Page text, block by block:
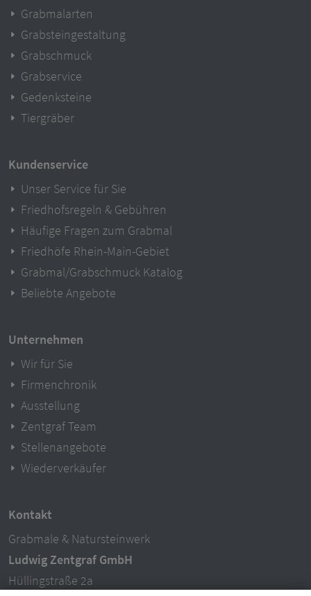
Grabmalarten
Grabsteingestaltung
Grabschmuck
Grabservice
Gedenksteine
Tiergräber
Kundenservice
Unser Service für Sie
Friedhofsregeln & Gebühren
Häufige Fragen zum Grabmal
Friedhöfe Rhein-Main-Gebiet
Grabmal/Grabschmuck Katalog
Beliebte Angebote
Unternehmen
Wir für Sie
Firmenchronik
Ausstellung
Zentgraf Team
Stellenangebote
Wiederverkäufer
Kontakt
Grabmale & Natursteinwerk
Ludwig Zentgraf GmbH
Hüllingstraße 2a